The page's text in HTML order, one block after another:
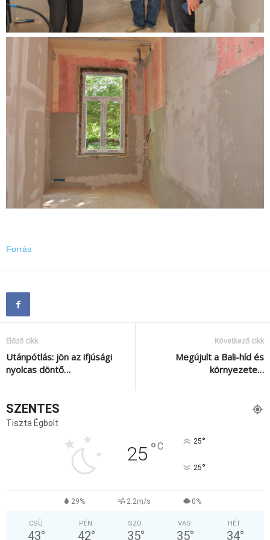
Forrás
Előző cikk
Utánpótlás: jön az ifjúsági
nyolcas döntő…
Következő cikk
Megújult a Bali-híd és
környezete…
SZENTES
Tiszta Égbolt
25 °C 25°
25°
29% 2.2m/s 0%
CSÜ
43°
PÉN
42°
SZO
35°
VAS
35°
HÉT
34°